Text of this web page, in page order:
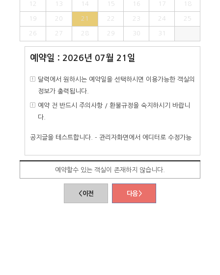
12 13 14 15 16 17 18
19 20 21 22 23 24 25
26 27 28 29 30 31
예약일 : 2026년 07월 21일
달력에서 원하시는 예약일을 선택하시면 이용가능한 객실의
정보가 출력됩니다.
예약 전 반드시 주의사항 / 환불규정을 숙지하시기 바랍니
다.
공지글을 테스트합니다. - 관리자화면에서 에디터로 수정가능
예약할수 있는 객실이 존재하지 않습니다.
< 이전 다음 >